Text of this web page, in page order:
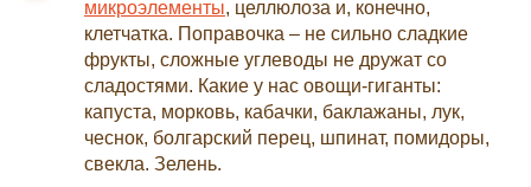
микроэлементы, целлюлоза и, конечно,
клетчатка. Поправочка – не сильно сладкие
фрукты, сложные углеводы не дружат со
сладостями. Какие у нас овощи-гиганты:
капуста, морковь, кабачки, баклажаны, лук,
чеснок, болгарский перец, шпинат, помидоры,
свекла. Зелень.